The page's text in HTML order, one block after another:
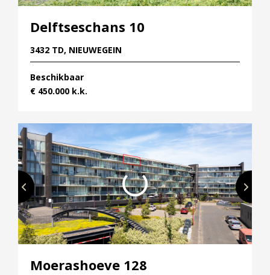
Delftseschans 10
3432 TD, NIEUWEGEIN
Beschikbaar
€ 450.000 k.k.
Moerashoeve 128